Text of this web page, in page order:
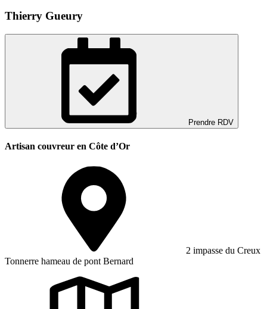
Thierry Gueury
Prendre RDV
Artisan couvreur en Côte d’Or
2 impasse du Creux
Tonnerre hameau de pont Bernard